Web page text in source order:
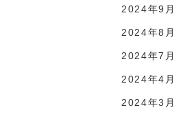
2024年9月
2024年8月
2024年7月
2024年4月
2024年3月